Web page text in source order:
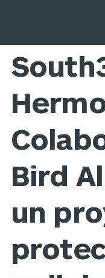
Bird
un